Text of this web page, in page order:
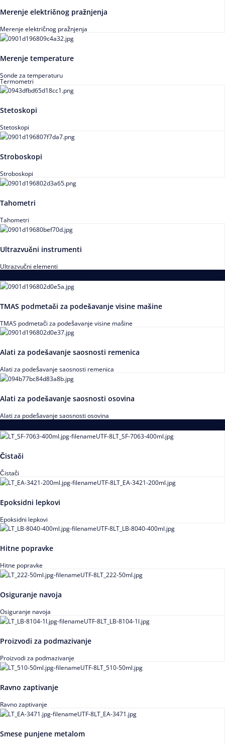
Merenje električnog pražnjenja
Merenje električnog pražnjenja
Merenje temperature
Sonde za temperaturu
Termometri
Stetoskopi
Stetoskopi
Stroboskopi
Stroboskopi
Tahometri
Tahometri
Ultrazvučni instrumenti
Ultrazvučni elementi
TMAS podmetači za podešavanje visine mašine
TMAS podmetači za podešavanje visine mašine
Alati za podešavanje saosnosti remenica
Alati za podešavanje saosnosti remenica
Alati za podešavanje saosnosti osovina
Alati za podešavanje saosnosti osovina
Čistači
Čistači
Epoksidni lepkovi
Epoksidni lepkovi
Hitne popravke
Hitne popravke
Osiguranje navoja
Osiguranje navoja
Proizvodi za podmazivanje
Proizvodi za podmazivanje
Ravno zaptivanje
Ravno zaptivanje
Smese punjene metalom